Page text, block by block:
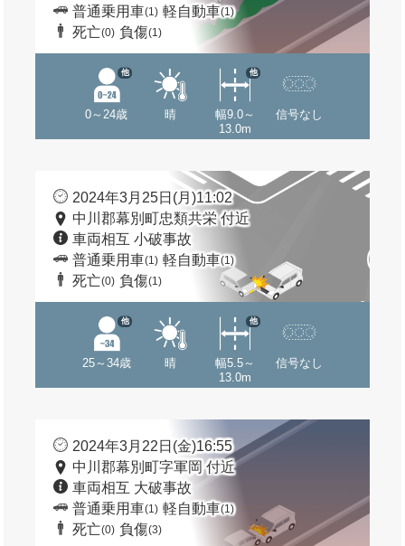
普通乗用車(1) 軽自動車(1)
死亡(0) 負傷(1)
0～24歳
他
晴
幅9.0～
13.0m
他
信号なし
2024年3月25日(月)11:02
中川郡幕別町忠類共栄 付近
車両相互 小破事故
普通乗用車(1) 軽自動車(1)
死亡(0) 負傷(1)
25～34歳
他
晴
幅5.5～
13.0m
他
信号なし
2024年3月22日(金)16:55
中川郡幕別町字軍岡 付近
車両相互 大破事故
普通乗用車(1) 軽自動車(1)
死亡(0) 負傷(3)